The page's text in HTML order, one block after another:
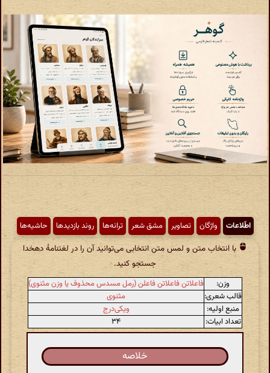
اطّلاعات واژگان تصاویر مشق شعر ترانه‌ها روند بازدیدها حاشیه‌ها
با انتخاب متن و لمس متن انتخابی می‌توانید آن را در لغتنامهٔ دهخدا
جستجو کنید.
وزن:
فاعلاتن فاعلاتن فاعلن (رمل مسدس محذوف یا وزن مثنوی)
قالب شعری:
مثنوی
منبع اولیه:
ویکی‌درج
تعداد ابیات:
۳۴
خلاصه